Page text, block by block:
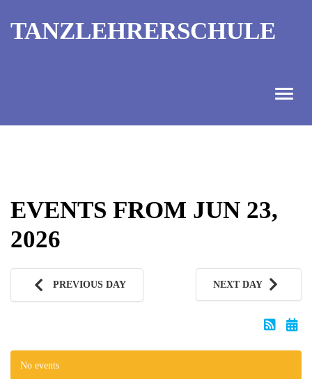
TANZLEHRERSCHULE
AUSBILDUNGTERMINE
KONTAKT
TANZMEISTER
EVENTS FROM JUN 23,
2026
PREVIOUS DAY NEXT DAY
No events